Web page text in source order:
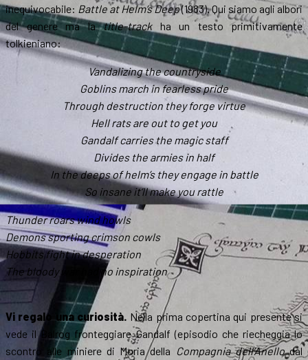
inequivocabile: Battle at Helm’s Deep(1983). Qui siamo agli albori
del genere ma latitle-trackha un testo primitivamente
tolkieniano:
Vandalizing the countryside
Goblins march in fearless pride
Through destruction they forge virtue
Hell rats are out to get you
Gandalf carries the magic staff
Divides the armies in half
In the deeps of helm’s they engage in battle
So insane it’ll make you rattle
Thunder roars wind howls
Demons sporting crimson cowls
Hobbits fight in desperation
The bloody war had no inspiration
Vi regalo una curiosità. Nella prima copertina qui presente si
vede il Balrog fronteggiare Gandalf (episodio che riecheggia lo
scontro alle miniere di Moria della Compagnia dell’Anellodal